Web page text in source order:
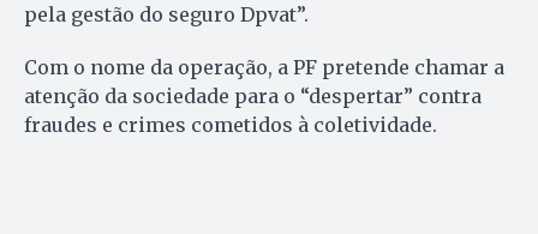
pela gestão do seguro Dpvat”.
Com o nome da operação, a PF pretende chamar a
atenção da sociedade para o “despertar” contra
fraudes e crimes cometidos à coletividade.